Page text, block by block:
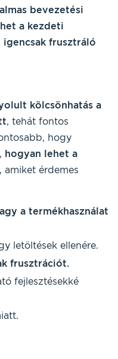
bevezetési
a kezdeti
frusztráló
kölcsönhatás a
, tehát fontos
hogy
hogyan lehet a
amiket érdemes
a termékhasználat
letöltések ellenére.
frusztrációt.
fejlesztésekké